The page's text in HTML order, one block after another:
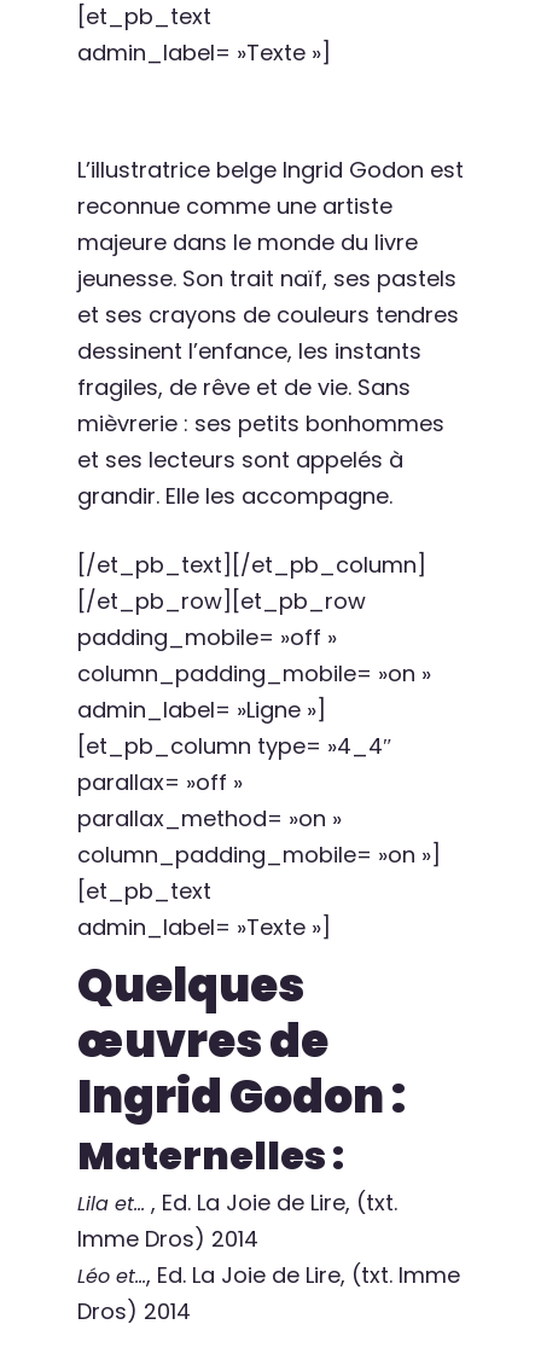
[et_pb_text
admin_label= »Texte »]
L’illustratrice belge Ingrid Godon est
reconnue comme une artiste
majeure dans le monde du livre
jeunesse. Son trait naïf, ses pastels
et ses crayons de couleurs tendres
dessinent l’enfance, les instants
fragiles, de rêve et de vie. Sans
mièvrerie : ses petits bonhommes
et ses lecteurs sont appelés à
grandir. Elle les accompagne.
[/et_pb_text][/et_pb_column]
[/et_pb_row][et_pb_row
padding_mobile= »off »
column_padding_mobile= »on »
admin_label= »Ligne »]
[et_pb_column type= »4_4″
parallax= »off »
parallax_method= »on »
column_padding_mobile= »on »]
[et_pb_text
admin_label= »Texte »]
Quelques
œuvres de
Ingrid Godon :
Maternelles :
Lila et… , Ed. La Joie de Lire, (txt.
Imme Dros) 2014
Léo et…, Ed. La Joie de Lire, (txt. Imme
Dros) 2014